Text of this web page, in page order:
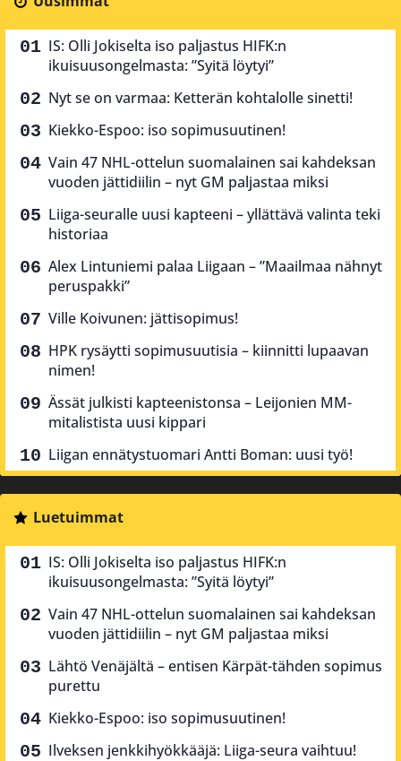
IS: Olli Jokiselta iso paljastus HIFK:n
ikuisuusongelmasta: ”Syitä löytyi”
Nyt se on varmaa: Ketterän kohtalolle sinetti!
Kiekko-Espoo: iso sopimusuutinen!
Vain 47 NHL-ottelun suomalainen sai kahdeksan
vuoden jättidiilin – nyt GM paljastaa miksi
Liiga-seuralle uusi kapteeni – yllättävä valinta teki
historiaa
Alex Lintuniemi palaa Liigaan – ”Maailmaa nähnyt
peruspakki”
Ville Koivunen: jättisopimus!
HPK rysäytti sopimusuutisia – kiinnitti lupaavan
nimen!
Ässät julkisti kapteenistonsa – Leijonien MM-
mitalistista uusi kippari
Liigan ennätystuomari Antti Boman: uusi työ!
Luetuimmat
IS: Olli Jokiselta iso paljastus HIFK:n
ikuisuusongelmasta: ”Syitä löytyi”
Vain 47 NHL-ottelun suomalainen sai kahdeksan
vuoden jättidiilin – nyt GM paljastaa miksi
Lähtö Venäjältä – entisen Kärpät-tähden sopimus
purettu
Kiekko-Espoo: iso sopimusuutinen!
Ilveksen jenkkihyökkääjä: Liiga-seura vaihtuu!